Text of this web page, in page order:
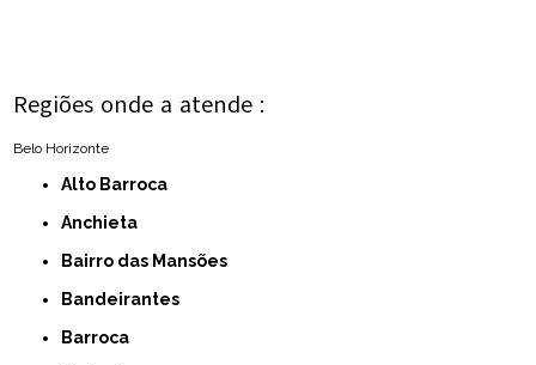
Regiões onde a atende :
Belo Horizonte
Alto Barroca
Anchieta
Bairro das Mansões
Bandeirantes
Barroca